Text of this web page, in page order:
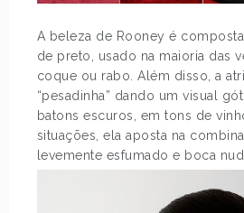
A beleza de Rooney é
de preto, usado na maioria das
coque ou rabo. Além disso, a
“pesadinha” dando um visual
batons escuros, em tons de
situações, ela aposta na
levemente esfumado e boca